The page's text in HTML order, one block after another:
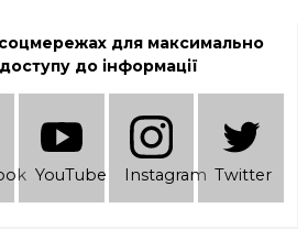
для максимально
до інформації
YouTube Instagram Twitter